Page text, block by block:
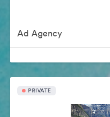
Ad Agency
PRIVATE